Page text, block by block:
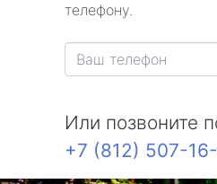
телефону.
Или позвоните
+7 (812) 507-